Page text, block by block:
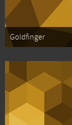
Goldfinger